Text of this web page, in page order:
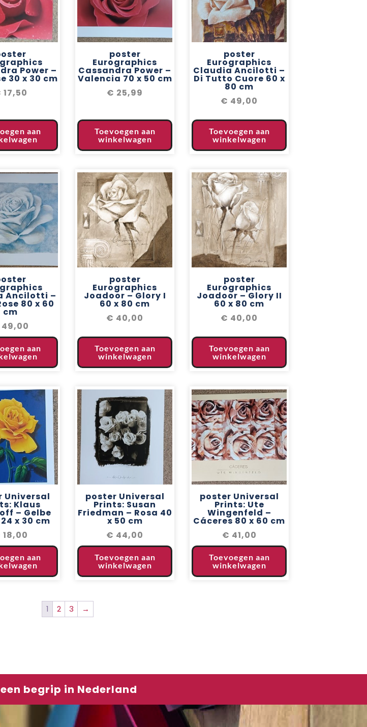
Power –
30 x 30 cm
17,50
aan
poster
Eurographics
Cassandra Power –
Valencia 70 x 50 cm
€ 25,99
Toevoegen aan
winkelwagen
poster
Eurographics
Claudia Ancilotti –
Di Tutto Cuore 60 x
80 cm
€ 49,00
Toevoegen aan
winkelwagen
Ancilotti –
80 x 60
cm
49,00
aan
poster
Eurographics
Joadoor – Glory I
60 x 80 cm
€ 40,00
Toevoegen aan
winkelwagen
poster
Eurographics
Joadoor – Glory II
60 x 80 cm
€ 40,00
Toevoegen aan
winkelwagen
Universal
Klaus
– Gelbe
x 30 cm
18,00
aan
poster Universal
Prints: Susan
Friedman – Rosa 40
x 50 cm
€ 44,00
Toevoegen aan
winkelwagen
poster Universal
Prints: Ute
Wingenfeld –
Cáceres 80 x 60 cm
€ 41,00
Toevoegen aan
winkelwagen
1 2 3 →
begrip in Nederland